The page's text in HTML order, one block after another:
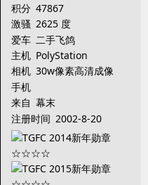
积分 47867
激骚 2625 度
爱车 二手飞鸽
主机 PolyStation
相机 30w像素高清成像
手机
来自 幕末
注册时间 2002-8-20